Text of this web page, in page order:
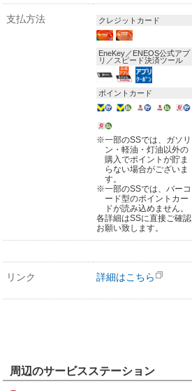
支払方法 クレジットカード
EneKey／ENEOS公式アプ
リ／スピード決済ツール
ポイントカード
※一部のSSでは、ガソリ
ン・軽油・灯油以外の
購入でポイントが貯ま
らない場合がございま
す。
※一部のSSでは、バーコ
ード型のポイントカー
ドが読み込めません。
各詳細はSSに直接ご確認
お願い致します。
リンク 詳細はこちら
周辺のサービスステーション